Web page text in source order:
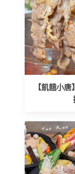
【飢餓小